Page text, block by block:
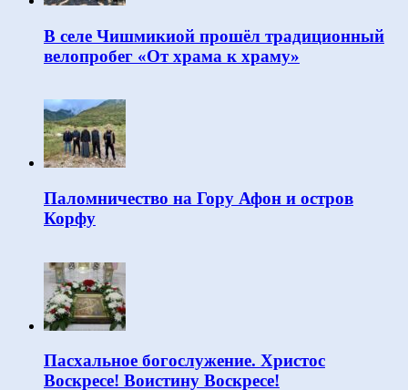
В селе Чишмикиой прошёл традиционный
велопробег «От храма к храму»
Паломничество на Гору Афон и остров
Корфу
Пасхальное богослужение. Христос
Воскресе! Воистину Воскресе!